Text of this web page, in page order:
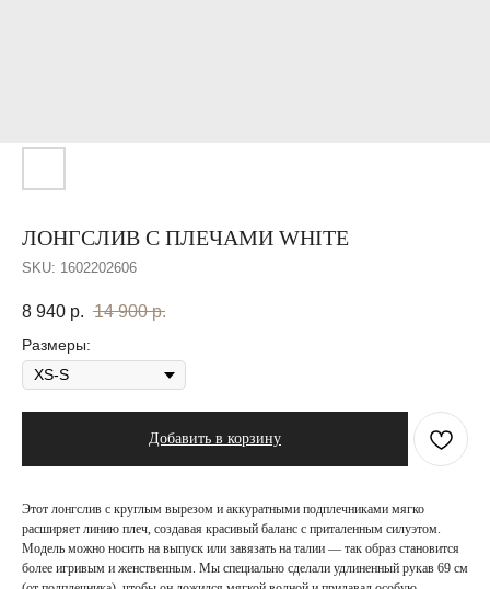
ЛОНГСЛИВ С ПЛЕЧАМИ WHITE
SKU: 1602202606
8 940 р. 14 900 р.
Размеры:
Добавить в корзину
Этот лонгслив с круглым вырезом и аккуратными подплечниками мягко
расширяет линию плеч, создавая красивый баланс с приталенным силуэтом.
Модель можно носить на выпуск или завязать на талии — так образ становится
более игривым и женственным. Мы специально сделали удлиненный рукав 69 см